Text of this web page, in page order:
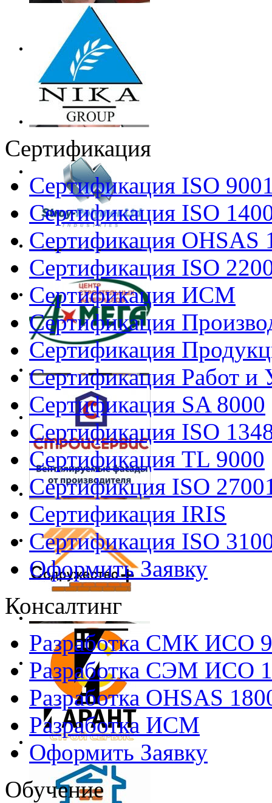
Сертификация
Сертификация ISO
Сертификация ISO
Сертификация OHSAS
Сертификация ISO
Сертификация ИСМ
Сертификация
Сертификация
Сертификация Работ и
Сертификация SA 8000
Сертификация ISO
Сертификация TL 9000
Сертификция ISO
Сертификация IRIS
Сертификация ISO
Оформить Заявку
Консалтинг
Разработка СМК ИСО
Разработка СЭМ ИСО
Разработка OHSAS
Разработка ИСМ
Оформить Заявку
Обучение